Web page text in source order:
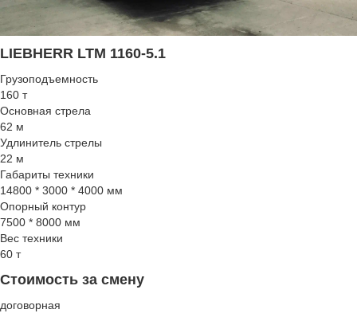
LIEBHERR LTM 1160-5.1
Грузоподъемность
160 т
Основная стрела
62 м
Удлинитель стрелы
22 м
Габариты техники
14800 * 3000 * 4000 мм
Опорный контур
7500 * 8000 мм
Вес техники
60 т
Стоимость за смену
договорная